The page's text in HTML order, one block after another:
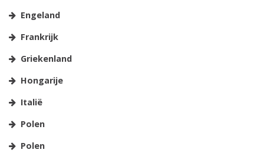
Engeland
Frankrijk
Griekenland
Hongarije
Italië
Polen
Polen